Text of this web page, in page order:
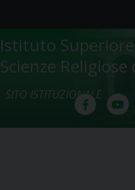
Istituto
Scienze
SITO ISTITUZIONALE